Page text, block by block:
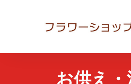
ツ
お供え・